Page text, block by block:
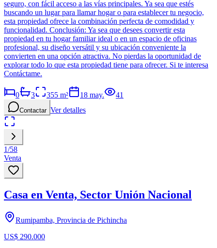
seguro, con fácil acceso a las vías principales. Ya sea que estés
buscando un lugar para llamar hogar o para establecer tu negocio,
esta propiedad ofrece la combinación perfecta de comodidad y
funcionalidad. Conclusión: Ya sea que desees convertir esta
propiedad en tu hogar familiar ideal o en un espacio de oficinas
profesional, su diseño versátil y su ubicación conveniente la
convierten en una opción atractiva. No pierdas la oportunidad de
explorar todo lo que esta propiedad tiene para ofrecer. Si te interesa
Contáctame.
0 3 355 m² 18 may. 41
Contactar Ver detalles
1/58
Venta
Casa en Venta, Sector Unión Nacional
Rumipamba, Provincia de Pichincha
US$ 290.000